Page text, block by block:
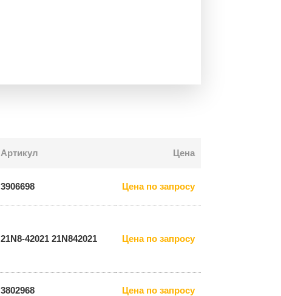
Артикул Цена
3906698 Цена по запросу
21N8-42021 21N842021 Цена по запросу
3802968 Цена по запросу